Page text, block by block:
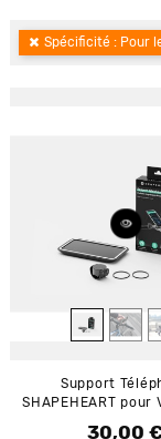
Spécificité : Pour
Support
SHAPEHEART pour
Prix
30,00